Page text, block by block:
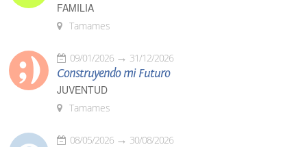
FAMILIA
Tamames
09/01/2026 31/12/2026
Construyendo mi Futuro
JUVENTUD
Tamames
08/05/2026 30/08/2026